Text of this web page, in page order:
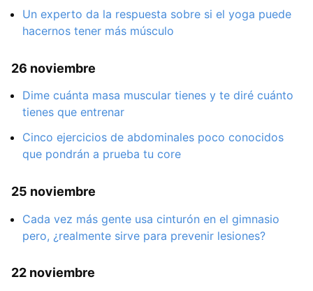
Un experto da la respuesta sobre si el yoga puede
hacernos tener más músculo
26 noviembre
Dime cuánta masa muscular tienes y te diré cuánto
tienes que entrenar
Cinco ejercicios de abdominales poco conocidos
que pondrán a prueba tu core
25 noviembre
Cada vez más gente usa cinturón en el gimnasio
pero, ¿realmente sirve para prevenir lesiones?
22 noviembre